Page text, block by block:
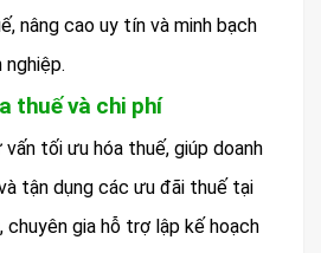
nâng cao uy tín và minh bạch
thuế và chi phí
tối ưu hóa thuế, giúp doanh
tận dụng các ưu đãi thuế tại
chuyên gia hỗ trợ lập kế hoạch